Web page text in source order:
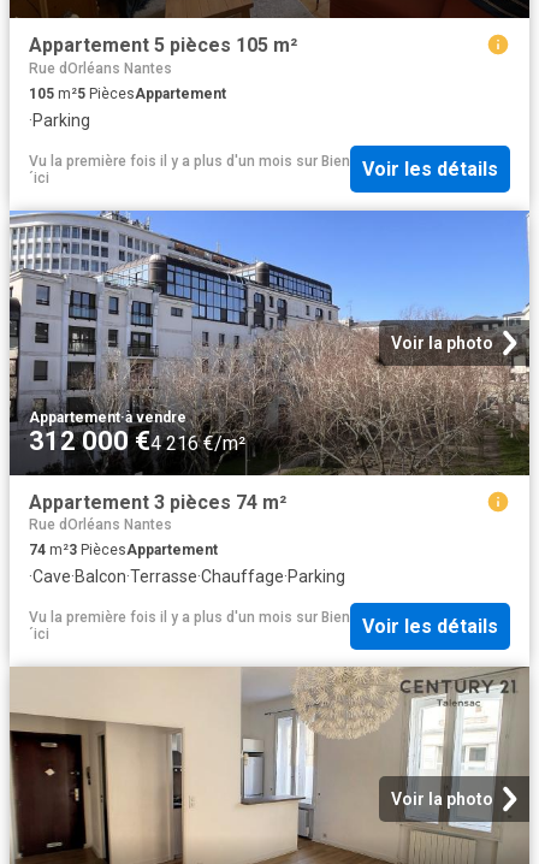
Appartement 5 pièces 105 m²
Rue dOrléans Nantes
105 m²5 PiècesAppartement
·Parking
Vu la première fois il y a plus d'un mois sur Bien
´ici
Voir les détails
Voir la photo
Appartement·à vendre
312 000 €4 216 €/m²
Appartement 3 pièces 74 m²
Rue dOrléans Nantes
74 m²3 PiècesAppartement
·Cave·Balcon·Terrasse·Chauffage·Parking
Vu la première fois il y a plus d'un mois sur Bien
´ici
Voir les détails
Voir la photo